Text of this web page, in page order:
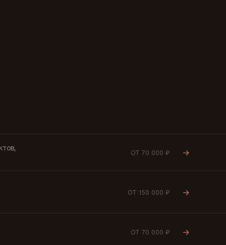
ОТ 70 000 ₽ →
ОТ 150 000 ₽ →
ОТ 70 000 ₽ →